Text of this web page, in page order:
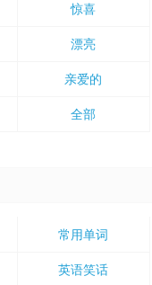
惊喜
漂亮
亲爱的
全部
常用单词
英语笑话